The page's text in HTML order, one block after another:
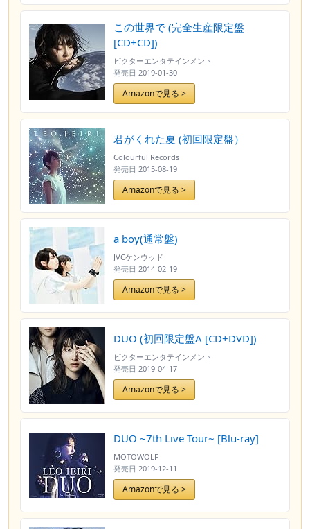
この世界で (完全生産限定盤
[CD+CD])
ビクターエンタテインメント
発売日 2019-01-30
Amazonで見る >
君がくれた夏 (初回限定盤）
Colourful Records
発売日 2015-08-19
Amazonで見る >
a boy(通常盤)
JVCケンウッド
発売日 2014-02-19
Amazonで見る >
DUO (初回限定盤A [CD+DVD])
ビクターエンタテインメント
発売日 2019-04-17
Amazonで見る >
DUO ~7th Live Tour~ [Blu-ray]
MOTOWOLF
発売日 2019-12-11
Amazonで見る >